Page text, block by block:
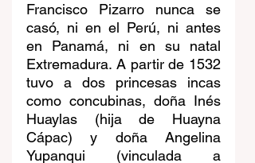
Francisco Pizarro nunca se
casó, ni en el Perú, ni antes
en Panamá, ni en su natal
Extremadura. A partir de 1532
tuvo a dos princesas incas
como concubinas, doña Inés
Huaylas (hija de Huayna
Cápac) y doña Angelina
Yupanqui (vinculada a